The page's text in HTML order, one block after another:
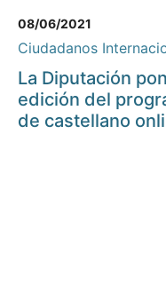
08/06/2021
Ciudadanos
La Diputación
edición del
de castellano